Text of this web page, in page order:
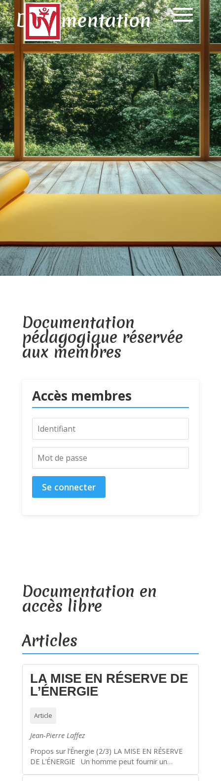
Documentation
Documentation
pédagogique réservée
aux membres
Accès membres
Se connecter
Documentation en
accès libre
Articles
LA MISE EN RÉSERVE DE
L’ÉNERGIE
Article
Jean-Pierre Laffez
Propos sur l’Énergie (2/3) LA MISE EN RÉSERVE
DE L’ÉNERGIE Un homme peut fournir un…